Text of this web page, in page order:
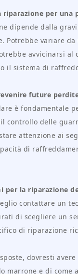
riparazione per
dipende dalla
Potrebbe variare
avvicinarsi
il sistema di
future
è fondamentale
controllo delle
attenzione ai
di
per la riparazione
contattare un
di scegliere un
di riparazione
dovresti
marrone e di come